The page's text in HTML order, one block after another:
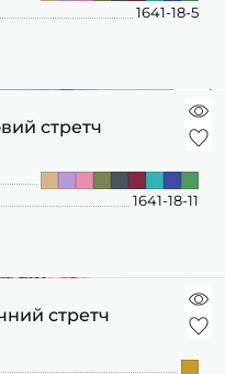
1641-18-5
стретч
1641-18-11
стретч